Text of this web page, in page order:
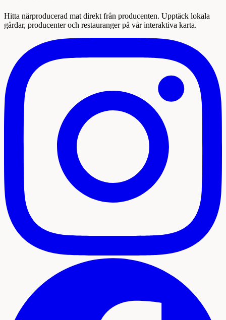
Hitta närproducerad mat direkt från producenten. Upptäck lokala
gårdar, producenter och restauranger på vår interaktiva karta.